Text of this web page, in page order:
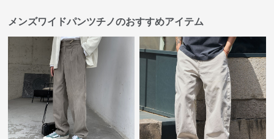
メンズワイドパンツチノのおすすめアイテム